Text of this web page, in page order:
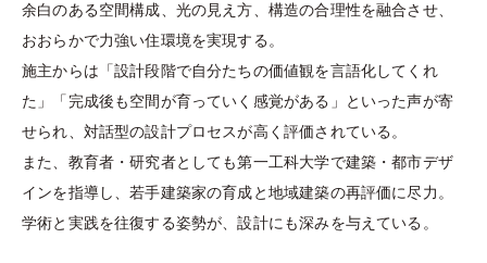
余⽩のある空間構成、光の⾒え⽅、構造の合理性を融合させ、
おおらかで⼒強い住環境を実現する。
施主からは「設計段階で⾃分たちの価値観を⾔語化してくれ
た」「完成後も空間が育っていく感覚がある」といった声が寄
せられ、対話型の設計プロセスが⾼く評価されている。
また、教育者・研究者としても第⼀⼯科⼤学で建築・都市デザ
インを指導し、若⼿建築家の育成と地域建築の再評価に尽⼒。
学術と実践を往復する姿勢が、設計にも深みを与えている。